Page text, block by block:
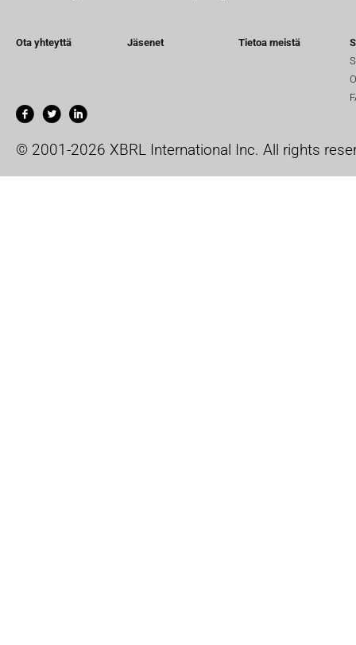
Ota yhteyttä Jäsenet Tietoa meistä
© 2001-2026 XBRL International Inc. All rights